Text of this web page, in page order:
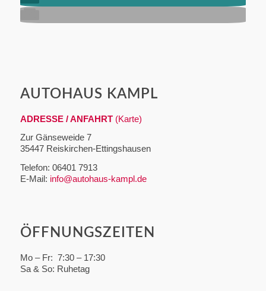
AUTOHAUS KAMPL
ADRESSE / ANFAHRT(Karte)
Zur Gänseweide 7
35447 Reiskirchen-Ettingshausen
Telefon: 06401 7913
E-Mail: info@autohaus-kampl.de
ÖFFNUNGSZEITEN
Mo – Fr: 7:30 – 17:30
Sa & So: Ruhetag